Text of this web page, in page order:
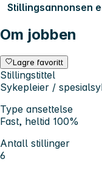
Stillingsannonsen
Om jobben
Lagre favoritt
Stillingstittel
Sykepleier /
Type ansettelse
Fast, heltid 100%
Antall stillinger
6